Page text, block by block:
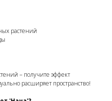
растений
– получите эффект
расширяет пространство!